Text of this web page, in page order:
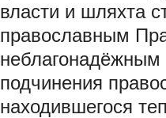
власти и шляхта
православным
неблагонадёжным
подчинения
находившегося